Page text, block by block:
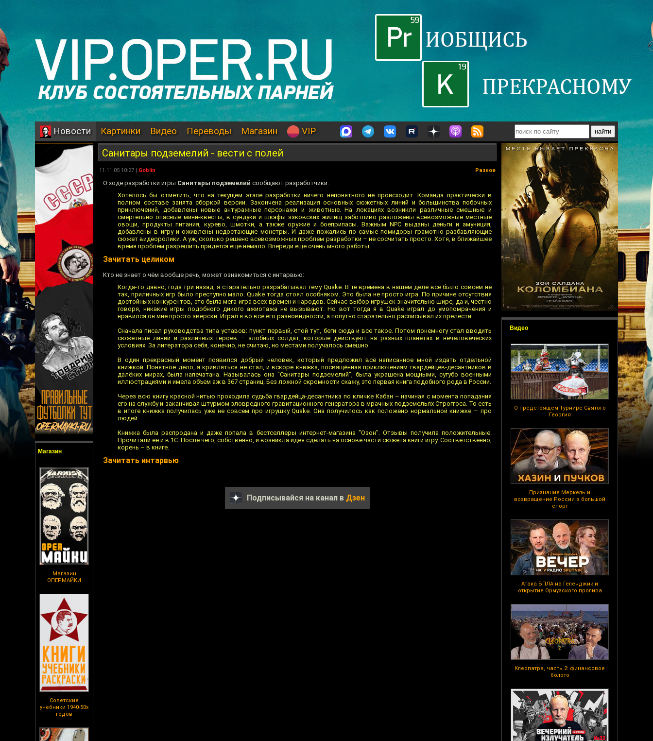
Новости Картинки Видео Переводы Магазин VIP
Магазин
Магазин
ОПЕРМАЙКИ
Советские
учебники 1940-50х
годов
Видео
О предстоящем Турнире Святого
Георгия
Признание Меркель и
возвращение России в большой
спорт
Атака БПЛА на Геленджик и
открытие Ормузского пролива
Клеопатра, часть 2: финансовое
болото
Санитары подземелий - вести с полей
11.11.05 10:27 | Goblin Разное
О ходе разработки игры Санитары подземелий сообщают разработчики:
Хотелось бы отметить, что на текущем этапе разработки ничего непонятного не происходит. Команда практически в
полном составе занята сборкой версии. Закончена реализация основных сюжетных линий и большинства побочных
приключений, добавлены новые антуражные персонажи и животные. На локациях возникли различные смешные и
смертельно опасные мини-квесты, в сундуки и шкафы зэковских жилищ заботливо разложены всевозможные местные
овощи, продукты питания, курево, шмотки, а также оружие и боеприпасы. Важным NPC выданы деньги и амуниция,
добавлены в игру и оживлены недостающие монстры. И даже пожались по самые помидоры грамотно разбавляющие
сюжет видеоролики. А уж, сколько решено всевозможных проблем разработки – не сосчитать просто. Хотя, в ближайшее
время проблем разрешить придется еще немало. Впереди еще очень много работы.
Зачитать целиком
Кто не знает о чём вообще речь, может ознакомиться с интарвью:
Когда-то давно, года три назад, я старательно разрабатывал тему Quake. В те времена в нашем деле всё было совсем не
так, приличных игр было преступно мало. Quake тогда стоял особняком. Это была не просто игра. По причине отсутствия
достойных конкурентов, это была мега-игра всех времен и народов. Сейчас выбор игрушек значительно шире, да и, честно
говоря, никакие игры подобного дикого ажиотажа не вызывают. Но вот тогда я в Quake играл до умопомрачения и
нравился он мне просто зверски. Играл я во все его разновидности, а попутно старательно расписывал их прелести.
Сначала писал руководства типа уставов: пункт первый, стой тут, беги сюда и все такое. Потом понемногу стал вводить
сюжетные линии и различных героев – злобных солдат, которые действуют на разных планетах в нечеловеческих
условиях. За литератора себя, конечно, не считаю, но местами получалось смешно.
В один прекрасный момент появился добрый человек, который предложил всё написанное мной издать отдельной
книжкой. Понятное дело, я кривляться не стал, и вскоре книжка, посвящённая приключениям гвардейцев-десантников в
далёких мирах, была напечатана. Называлась она "Санитары подземелий", была украшена мощными, сугубо военными
иллюстрациями и имела объем аж в 367 страниц. Без ложной скромности скажу, это первая книга подобного рода в России.
Через всю книгу красной нитью проходила судьба гвардейца-десантника по кличке Кабан – начиная с момента попадания
его на службу и заканчивая штурмом зловредного гравитационного генератора в мрачных подземельях Строггоса. То есть
в итоге книжка получилась уже не совсем про игрушку Quake. Она получилось как положено нормальной книжке – про
людей.
Книжка была распродана и даже попала в бестселлеры интернет-магазина "Озон". Отзывы получила положительные.
Прочитали её и в 1С. После чего, собственно, и возникла идея сделать на основе части сюжета книги игру. Соответственно,
корень – в книге.
Зачитать интарвью
Подписывайся на канал в Дзен